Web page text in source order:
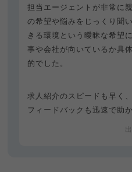
担当エージェントが非常に
の希望や悩みをじっくり聞
きる環境という曖昧な希望
事や会社が向いているか具
的でした。
求人紹介のスピードも早く
フィードバックも迅速で助